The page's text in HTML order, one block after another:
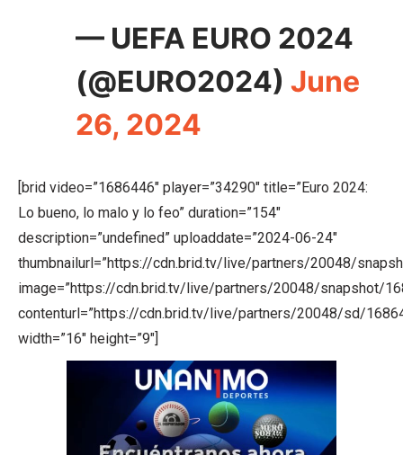
— UEFA EURO 2024
(@EURO2024) June
26, 2024
[brid video=”1686446″ player=”34290″ title=”Euro 2024:
Lo bueno, lo malo y lo feo” duration=”154″
description=”undefined” uploaddate=”2024-06-24″
thumbnailurl=”https://cdn.brid.tv/live/partners/20048/
image=”https://cdn.brid.tv/live/partners/20048/snapshot/
contenturl=”https://cdn.brid.tv/live/partners/20048/sd/
width=”16″ height=”9″]